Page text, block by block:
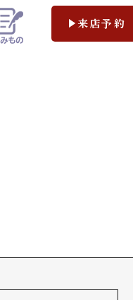
来店予約